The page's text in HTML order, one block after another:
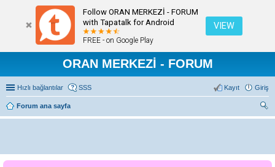
Follow ORAN MERKEZİ - FORUM
with Tapatalk for Android
FREE - on Google Play
VIEW
ORAN MERKEZİ - FORUM
Hızlı bağlantılar SSS Giriş
Kayıt
Forum ana sayfa
ra